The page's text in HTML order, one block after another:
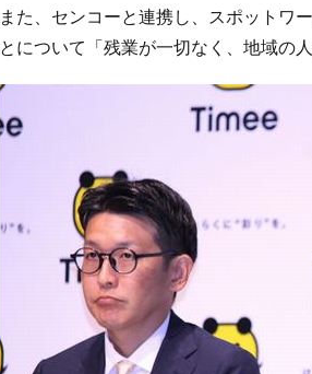
また、センコーと連携し、スポットワ
とについて「残業が一切なく、地域の